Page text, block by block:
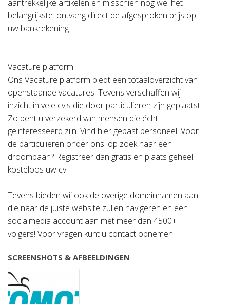
aantrekkelijke artikelen en misschien nog wel het
belangrijkste: ontvang direct de afgesproken prijs op
uw bankrekening.
Vacature platform
Ons Vacature platform biedt een totaaloverzicht van
openstaande vacatures. Tevens verschaffen wij
inzicht in vele cv's die door particulieren zijn geplaatst.
Zo bent u verzekerd van mensen die écht
geïnteresseerd zijn. Vind hier gepast personeel. Voor
de particulieren onder ons: op zoek naar een
droombaan? Registreer dan gratis en plaats geheel
kosteloos uw cv!
Tevens bieden wij ook de overige domeinnamen aan
die naar de juiste website zullen navigeren en een
socialmedia account aan met meer dan 4500+
volgers! Voor vragen kunt u contact opnemen.
SCREENSHOTS & AFBEELDINGEN